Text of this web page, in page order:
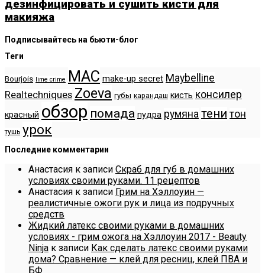
дезинфицировать и сушить кисти для
макияжа
Подписывайтесь на бьюти-блог
Теги
Bourjois lime crime MAC make-up secret Maybelline
Realtechniques Zoeva губы карандаш кисть консилер
красный обзор помада пудра румяна тени тон
тушь урок
Последние комментарии
Анастасия к записи Скраб для губ в домашних
условиях своими руками. 11 рецептов
Анастасия к записи Грим на Хэллоуин —
реалистичные ожоги рук и лица из подручных
средств
Жидкий латекс своими руками в домашних
условиях - грим ожога на Хэллоуин 2017 - Beauty
Ninja к записи Как сделать латекс своими руками
дома? Сравнение — клей для ресниц, клей ПВА и
БФ